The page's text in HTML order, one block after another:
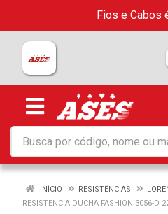
Fios e Cabos
INÍCIO RESISTÊNCIAS
RESISTENCIA DUCHA FASHION 3056-D